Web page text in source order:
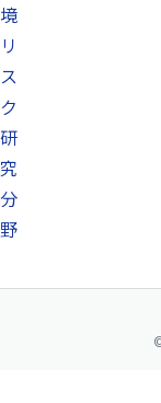
境
リ
ス
ク
研
究
分
野